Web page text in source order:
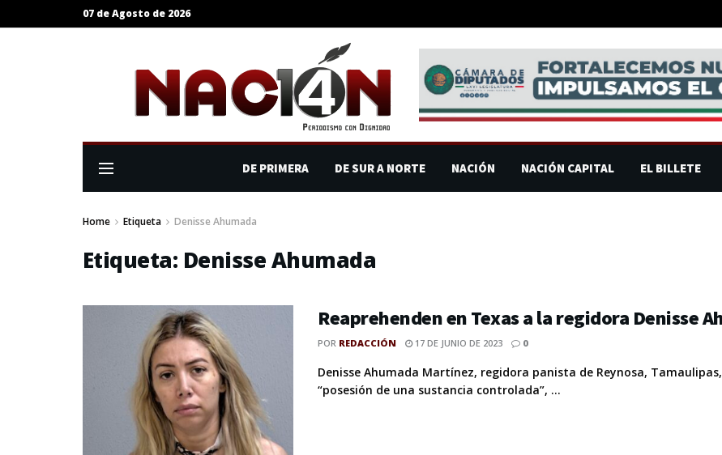
07 de Agosto de 2026
DE PRIMERA DE SUR A NORTE NACIÓN NACIÓN CAPITAL EL BILLETE
Home Etiqueta Denisse Ahumada
Etiqueta: Denisse Ahumada
Reaprehenden en Texas a la regidora Denisse
POR REDACCIÓN 17 DE JUNIO DE 2023 0
Denisse Ahumada Martínez, regidora panista de Reynosa,
“posesión de una sustancia controlada”, ...